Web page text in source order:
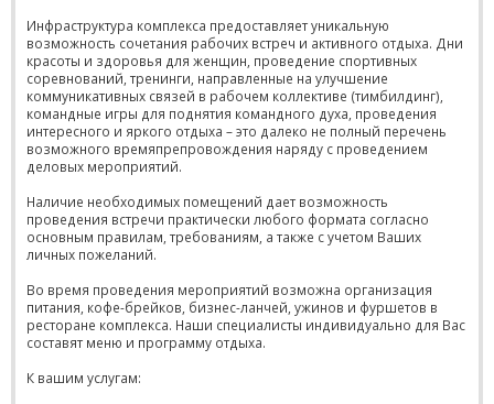
Инфраструктура комплекса предоставляет уникальную
возможность сочетания рабочих встреч и активного отдыха. Дни
красоты и здоровья для женщин, проведение спортивных
соревнований, тренинги, направленные на улучшение
коммуникативных связей в рабочем коллективе (тимбилдинг),
командные игры для поднятия командного духа, проведения
интересного и яркого отдыха – это далеко не полный перечень
возможного времяпрепровождения наряду с проведением
деловых мероприятий.
Наличие необходимых помещений дает возможность
проведения встречи практически любого формата согласно
основным правилам, требованиям, а также с учетом Ваших
личных пожеланий.
Во время проведения мероприятий возможна организация
питания, кофе-брейков, бизнес-ланчей, ужинов и фуршетов в
ресторане комплекса. Наши специалисты индивидуально для Вас
составят меню и программу отдыха.
К вашим услугам: